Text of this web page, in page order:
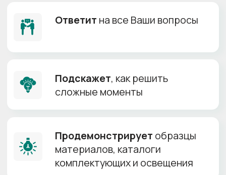
Только
сертифицированные
полотнаот лучших
оригинальности продукта и лучшей цены